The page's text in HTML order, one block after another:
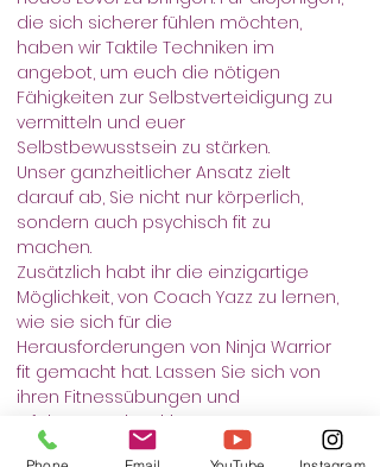
die sich sicherer fühlen möchten,
haben wir Taktile Techniken im
angebot, um euch die nötigen
Fähigkeiten zur Selbstverteidigung zu
vermitteln und euer
Selbstbewusstsein zu stärken.
Unser ganzheitlicher Ansatz zielt
darauf ab, Sie nicht nur körperlich,
sondern auch psychisch fit zu
machen.
Zusätzlich habt ihr die einzigartige
Möglichkeit, von Coach Yazz zu lernen,
wie sie sich für die
Herausforderungen von Ninja Warrior
fit gemacht hat. Lassen Sie sich von
ihren Fitnessübungen und
Erfahrungen inspirieren!
Unsere Training ist sind für Groß und